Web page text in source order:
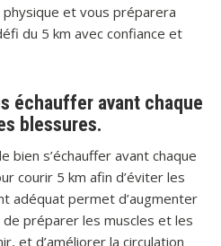
et vous préparera
du 5 km avec confiance et
échauffer avant chaque
blessures.
bien s’échauffer avant chaque
courir 5 km afin d’éviter les
adéquat permet d’augmenter
préparer les muscles et les
et d’améliorer la circulation